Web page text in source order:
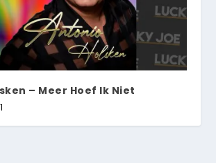
– Meer Hoef Ik Niet